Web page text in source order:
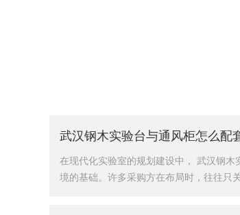
武汉钢木实验台与通风柜怎么配
在现代化实验室的规划建设中， 武汉钢
境的基础。许多采购方在布局时，往往只